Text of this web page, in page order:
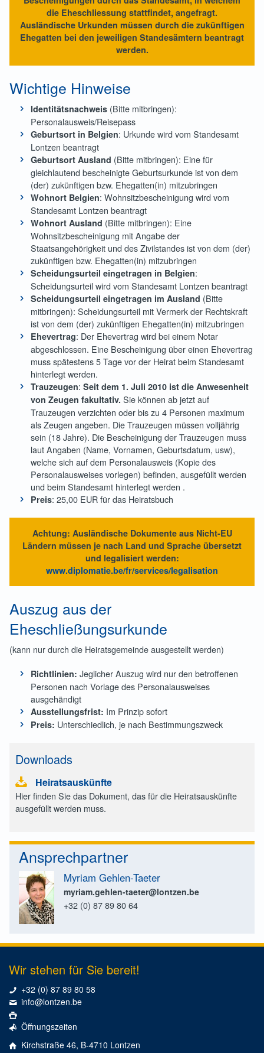
die Eheschliessung stattfindet, angefragt.
Ausländische Urkunden müssen durch die zukünftigen
Ehegatten bei den jeweiligen Standesämtern beantragt
werden.
Wichtige Hinweise
Identitätsnachweis(Bitte mitbringen):
Personalausweis/Reisepass
Geburtsort in Belgien: Urkunde wird vom Standesamt
Lontzen beantragt
Geburtsort Ausland (Bitte mitbringen): Eine für
gleichlautend bescheinigte Geburtsurkunde ist von dem
(der) zukünftigen bzw. Ehegatten(in) mitzubringen
Wohnort Belgien: Wohnsitzbescheinigung wird vom
Standesamt Lontzen beantragt
Wohnort Ausland (Bitte mitbringen): Eine
Wohnsitzbescheinigung mit Angabe der
Staatsangehörigkeit und des Zivilstandes ist von dem (der)
zukünftigen bzw. Ehegatten(in) mitzubringen
Scheidungsurteil eingetragen in Belgien:
Scheidungsurteil wird vom Standesamt Lontzen beantragt
Scheidungsurteil eingetragen im Ausland (Bitte
mitbringen): Scheidungsurteil mit Vermerk der Rechtskraft
ist von dem (der) zukünftigen Ehegatten(in) mitzubringen
Ehevertrag: Der Ehevertrag wird bei einem Notar
abgeschlossen. Eine Bescheinigung über einen Ehevertrag
muss spätestens 5 Tage vor der Heirat beim Standesamt
hinterlegt werden.
Trauzeugen: Seit dem 1. Juli 2010 ist die Anwesenheit
von Zeugen fakultativ. Sie können ab jetzt auf
Trauzeugen verzichten oder bis zu 4 Personen maximum
als Zeugen angeben. Die Trauzeugen müssen volljährig
sein (18 Jahre). Die Bescheinigung der Trauzeugen muss
laut Angaben (Name, Vornamen, Geburtsdatum, usw),
welche sich auf dem Personalausweis (Kopie des
Personalausweises vorlegen) befinden, ausgefüllt werden
und beim Standesamt hinterlegt werden .
Preis: 25,00 EUR für das Heiratsbuch
Achtung: Ausländische Dokumente aus Nicht-EU
Ländern müssen je nach Land und Sprache übersetzt
und legalisiert werden:
www.diplomatie.be/fr/services/legalisation
Auszug aus der
Eheschließungsurkunde
(kann nur durch die Heiratsgemeinde ausgestellt werden)
Richtlinien: Jeglicher Auszug wird nur den betroffenen
Personen nach Vorlage des Personalausweises
ausgehändigt
Ausstellungsfrist: Im Prinzip sofort
Preis: Unterschiedlich, je nach Bestimmungszweck
Downloads
Heiratsauskünfte
Hier finden Sie das Dokument, das für die Heiratsauskünfte
ausgefüllt werden muss.
Ansprechpartner
Myriam Gehlen-Taeter
myriam.gehlen-taeter@lontzen.be
+32 (0) 87 89 80 64
Wir stehen für Sie bereit!
+32 (0) 87 89 80 58
info@lontzen.be
Öffnungszeiten
Kirchstraße 46, B-4710 Lontzen